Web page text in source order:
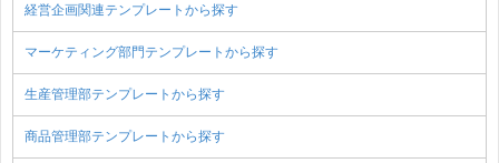
経営企画関連テンプレートから探す
マーケティング部門テンプレートから探す
生産管理部テンプレートから探す
商品管理部テンプレートから探す